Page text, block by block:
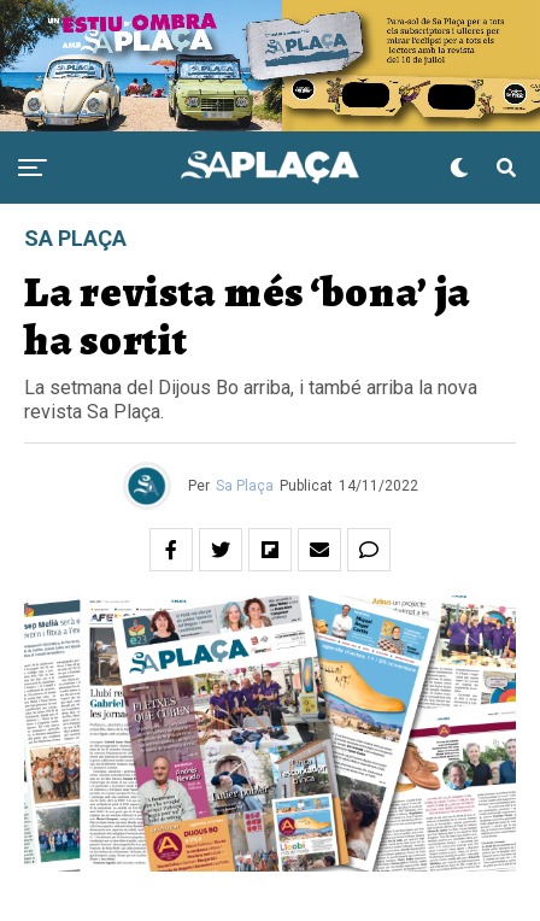
SA PLAÇA
La revista més ‘bona’ ja
ha sortit
La setmana del Dijous Bo arriba, i també arriba la nova
revista Sa Plaça.
Per Sa Plaça Publicat 14/11/2022